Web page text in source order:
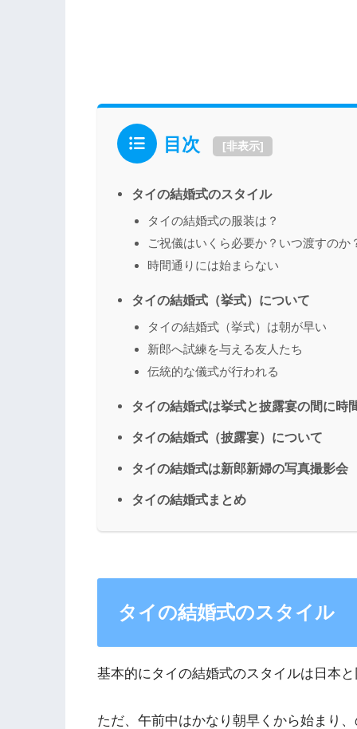
目次 [非表示]
タイの結婚式のスタイル
タイの結婚式の服装は？
ご祝儀はいくら必要か？いつ渡すのか
時間通りには始まらない
タイの結婚式（挙式）について
タイの結婚式（挙式）は朝が早い
新郎へ試練を与える友人たち
伝統的な儀式が行われる
タイの結婚式は挙式と披露宴の間に時
タイの結婚式（披露宴）について
タイの結婚式は新郎新婦の写真撮影会
タイの結婚式まとめ
タイの結婚式のスタイル
基本的にタイの結婚式のスタイルは日本
ただ、午前中はかなり朝早くから始まり